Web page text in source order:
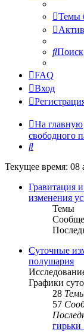
Темы
Поиск
FAQ
Вход
На главную
свободного
Поиск
Текущее время: 08
Гравитация
изменения
Темы
Суточные
полушария
Графики
28
57